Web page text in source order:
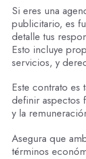
Si eres una
publicitario, es
detalle tus
Esto incluye
servicios, y
Este contrato es
definir aspectos
y la
Asegura que
términos